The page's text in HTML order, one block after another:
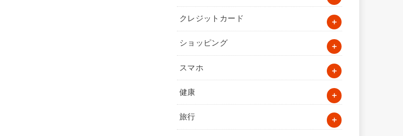
クレジットカード
ショッピング
スマホ
健康
旅行